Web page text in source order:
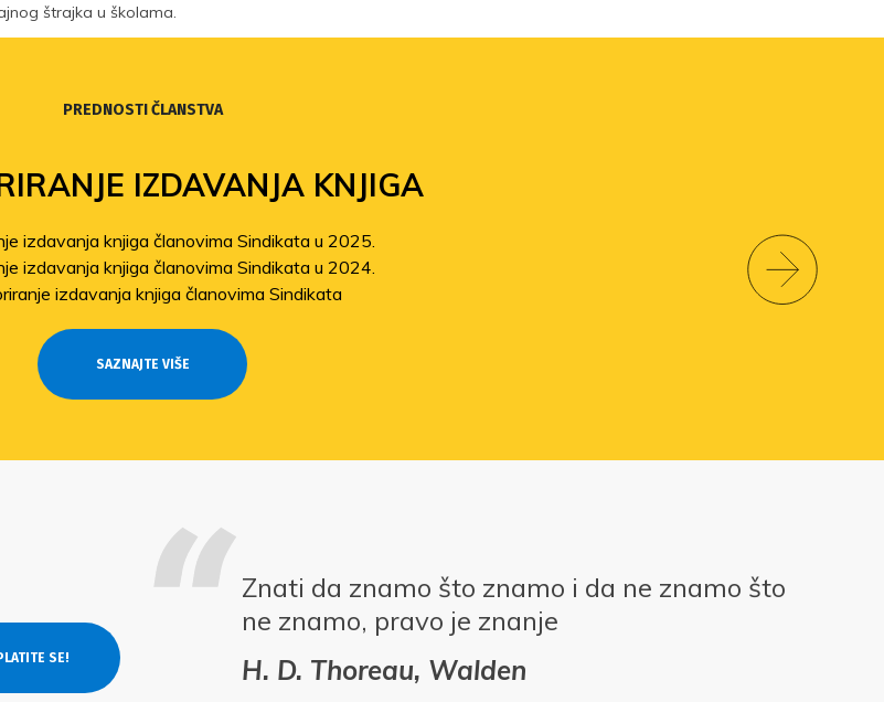
štrajka u školama.
PREDNOSTI ČLANSTVA
IZDAVANJA KNJIGA
izdavanja knjiga članovima Sindikata u 2025.
izdavanja knjiga članovima Sindikata u 2024.
izdavanja knjiga članovima Sindikata
SAZNAJTE VIŠE
Znati da znamo što znamo i da ne znamo što
ne znamo, pravo je znanje
H. D. Thoreau, Walden